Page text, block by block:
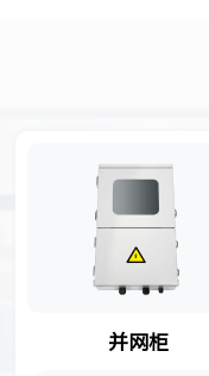
并网柜